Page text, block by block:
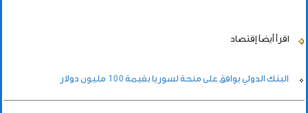
اقرأ أيضاً إقتصاد
البنك الدولي يوافق على منحة لسوريا بقيمة 100 مليون دولار